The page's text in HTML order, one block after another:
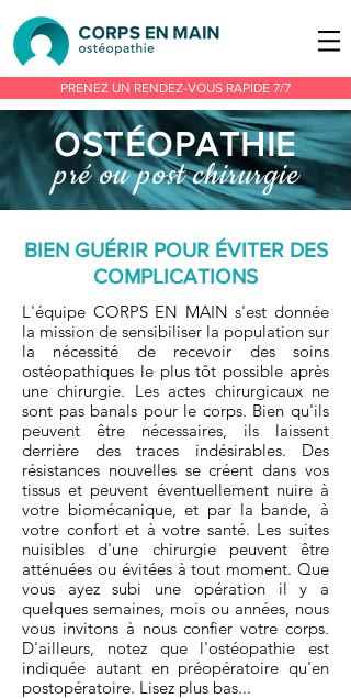
PRENEZ UN RENDEZ-VOUS RAPIDE 7/7
OSTÉOPATHIE
pré ou post chirurgie
BIEN GUÉRIR POUR ÉVITER DES
COMPLICATIONS
L'équipe CORPS EN MAIN s'est donnée
la mission de sensibiliser la population sur
la nécessité de recevoir des soins
ostéopathiques le plus tôt possible après
une chirurgie. Les actes chirurgicaux ne
sont pas banals pour le corps. Bien qu'ils
peuvent être nécessaires, ils laissent
derrière des traces indésirables. Des
résistances nouvelles se créent dans vos
tissus et peuvent éventuellement nuire à
votre biomécanique, et par la bande, à
votre confort et à votre santé. Les suites
nuisibles d'une chirurgie peuvent être
atténuées ou évitées à tout moment. Que
vous ayez subi une opération il y a
quelques semaines, mois ou années, nous
vous invitons à nous confier votre corps.
D'ailleurs, notez que l'ostéopathie est
indiquée autant en préopératoire qu'en
postopératoire. Lisez plus bas...